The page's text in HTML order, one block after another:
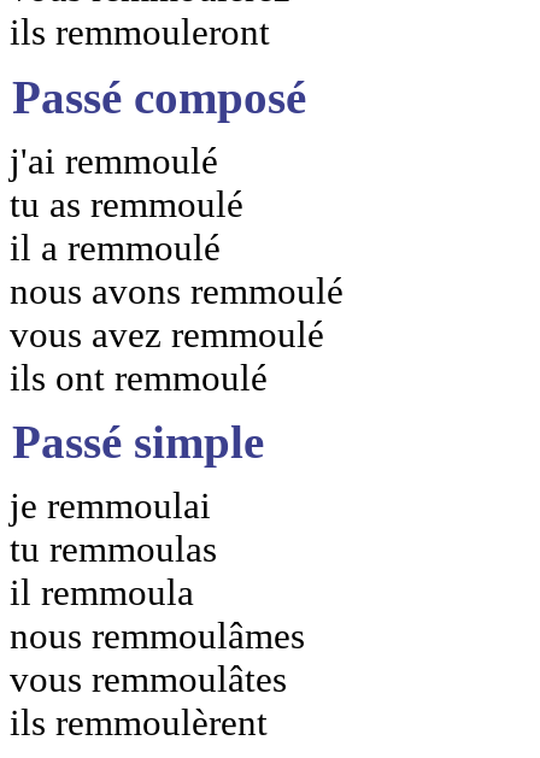
ils remmouleront
Passé composé
j'ai remmoulé
tu as remmoulé
il a remmoulé
nous avons remmoulé
vous avez remmoulé
ils ont remmoulé
Passé simple
je remmoulai
tu remmoulas
il remmoula
nous remmoulâmes
vous remmoulâtes
ils remmoulèrent